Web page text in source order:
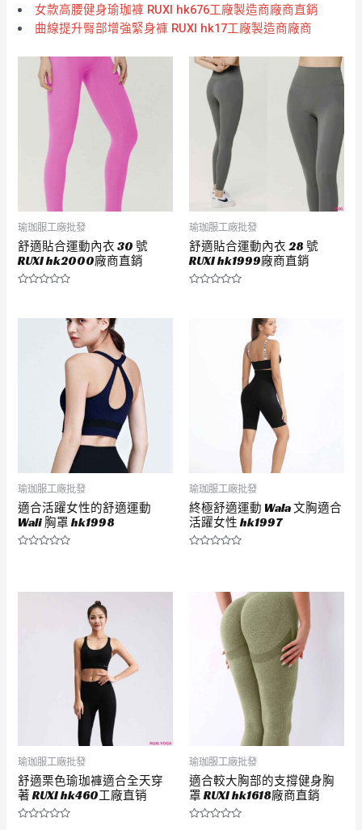
女款高腰健身瑜珈褲 RUXI hk676工廠製造商廠商直銷
曲線提升臀部增強緊身褲 RUXI hk17工廠製造商廠商
瑜珈服工廠批發
舒適貼合運動內衣 30 號
RUXI hk2000廠商直銷
瑜珈服工廠批發
舒適貼合運動內衣 28 號
RUXI hk1999廠商直銷
瑜珈服工廠批發
適合活躍女性的舒適運動
Wali 胸罩 hk1998
分
瑜珈服工廠批發
終極舒適運動 Wala 文胸適合
活躍女性 hk1997
瑜珈服工廠批發
舒適栗色瑜珈褲適合全天穿
著 RUXI hk460工廠直销
瑜珈服工廠批發
適合較大胸部的支撐健身胸
罩 RUXI hk1618廠商直銷